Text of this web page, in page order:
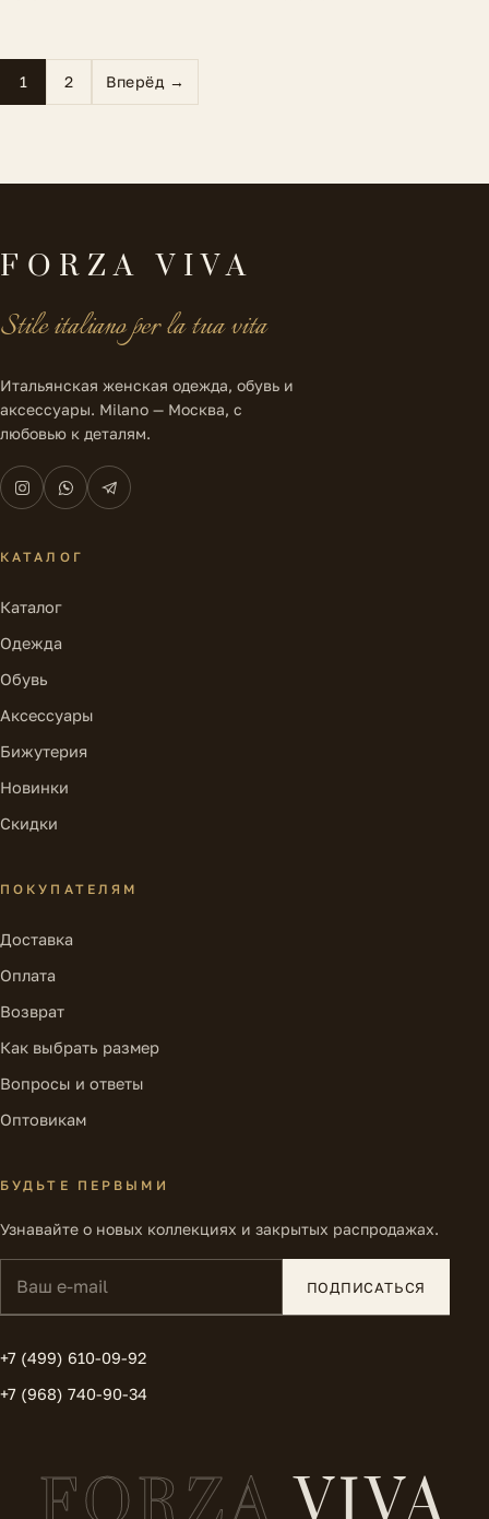
1 2 Вперёд →
FORZA VIVA
Stile italiano per la tua vita
Итальянская женская одежда, обувь и
аксессуары. Milano — Москва, с
любовью к деталям.
КАТАЛОГ
Каталог
Одежда
Обувь
Аксессуары
Бижутерия
Новинки
Скидки
ПОКУПАТЕЛЯМ
Доставка
Оплата
Возврат
Как выбрать размер
Вопросы и ответы
Оптовикам
БУДЬТЕ ПЕРВЫМИ
Узнавайте о новых коллекциях и закрытых распродажах.
ПОДПИСАТЬСЯ
+7 (499) 610-09-92
+7 (968) 740-90-34